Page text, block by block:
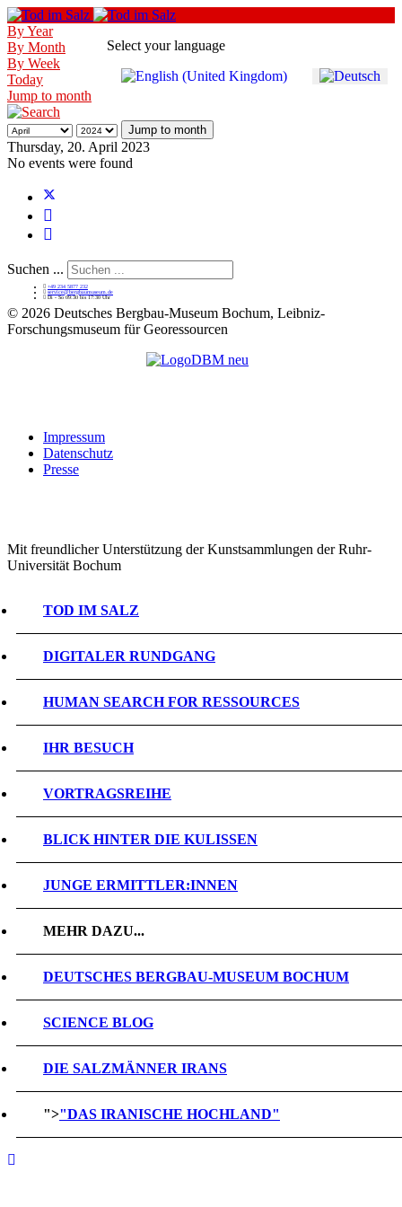
Select your language
By Year
By Month
By Week
Today
Jump to month
Jump to month
Thursday, 20. April 2023
No events were found
Suchen ...
+49 234 5877 232
service@bergbaumuseum.de
Di - So 09:30 bis 17:30 Uhr
© 2026 Deutsches Bergbau-Museum Bochum, Leibniz-
Forschungsmuseum für Georessourcen
Impressum
Datenschutz
Presse
Mit freundlicher Unterstützung der Kunstsammlungen der Ruhr-
Universität Bochum
TOD IM SALZ
DIGITALER RUNDGANG
HUMAN SEARCH FOR RESSOURCES
IHR BESUCH
VORTRAGSREIHE
BLICK HINTER DIE KULISSEN
JUNGE ERMITTLER:INNEN
MEHR DAZU...
DEUTSCHES BERGBAU-MUSEUM BOCHUM
SCIENCE BLOG
DIE SALZMÄNNER IRANS
">"DAS IRANISCHE HOCHLAND"